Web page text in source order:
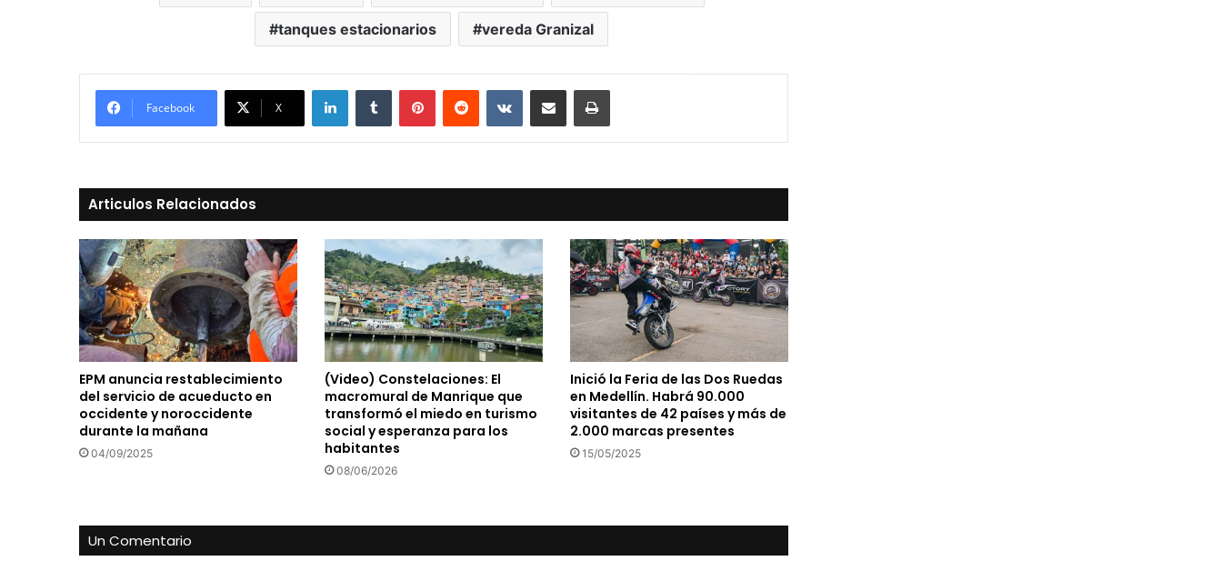
tanques estacionarios vereda Granizal
Facebook X
LinkedInTumblr PinterestReddit VKontakte
Compartir vía Mail Print
Articulos Relacionados
EPM anuncia restablecimiento
del servicio de acueducto en
occidente y noroccidente
durante la mañana
04/09/2025
(Video) Constelaciones: El
macromural de Manrique que
transformó el miedo en turismo
social y esperanza para los
habitantes
08/06/2026
Inició la Feria de las Dos Ruedas
en Medellín. Habrá 90.000
visitantes de 42 países y más de
2.000 marcas presentes
15/05/2025
Un Comentario